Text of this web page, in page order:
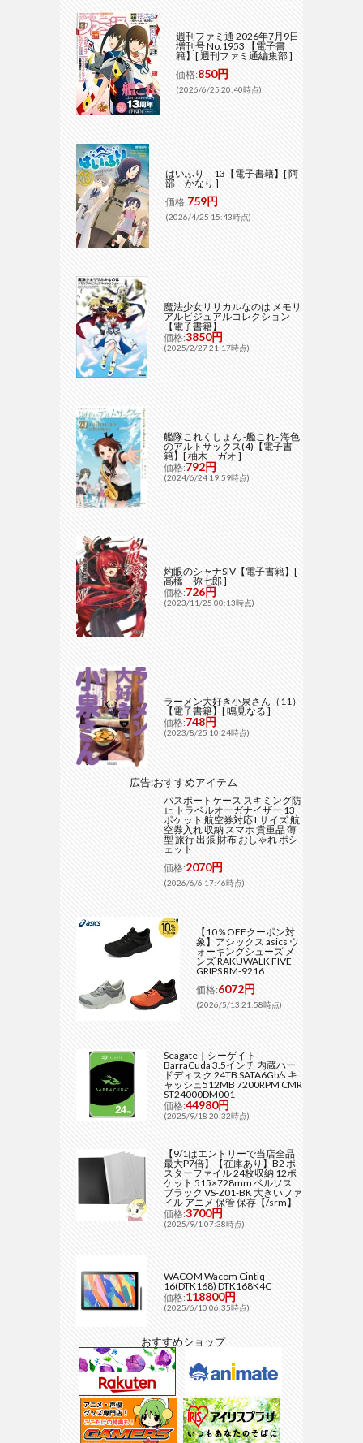
週刊ファミ通 2026年7月9日
増刊号 No.1953 【電子書
籍】[ 週刊ファミ通編集部 ]
価格:850円
(2026/6/25 20:40時点)
はいふり 13【電子書籍】[ 阿
部 かなり ]
価格:759円
(2026/4/25 15:43時点)
魔法少女リリカルなのは メモリ
アルビジュアルコレクション
【電子書籍】
価格:3850円
(2025/2/27 21:17時点)
艦隊これくしょん -艦これ- 海色
のアルトサックス(4)【電子書
籍】[ 柚木 ガオ ]
価格:792円
(2024/6/24 19:59時点)
灼眼のシャナSIV【電子書籍】[
高橋 弥七郎 ]
価格:726円
(2023/11/25 00:13時点)
ラーメン大好き小泉さん（11）
【電子書籍】[ 鳴見なる ]
価格:748円
(2023/8/25 10:24時点)
広告:おすすめアイテム
パスポートケース スキミング防
止 トラベルオーガナイザー 13
ポケット 航空券対応 Lサイズ 航
空券入れ 収納 スマホ 貴重品 薄
型 旅行 出張 財布 おしゃれ ポシ
ェット
価格:2070円
(2026/6/6 17:46時点)
【10％OFFクーポン対
象】アシックス asics ウ
ォーキングシューズ メ
ンズ RAKUWALK FIVE
GRIPS RM-9216
価格:6072円
(2026/5/13 21:58時点)
Seagate｜シーゲイト
BarraCuda 3.5インチ 内蔵ハー
ドディスク 24TB SATA6Gb/s キ
ャッシュ512MB 7200RPM CMR
ST24000DM001
価格:44980円
(2025/9/18 20:32時点)
【9/1はエントリーで当店全品
最大P7倍】【在庫あり】B2 ポ
スターファイル 24枚収納 12ポ
ケット 515×728mm ベルソス
ブラック VS-Z01-BK 大きいファ
イル アニメ 保管 保存【/srm】
価格:3700円
(2025/9/1 07:38時点)
WACOM Wacom Cintiq
16(DTK168) DTK168K4C
価格:118800円
(2025/6/10 06:35時点)
おすすめショップ